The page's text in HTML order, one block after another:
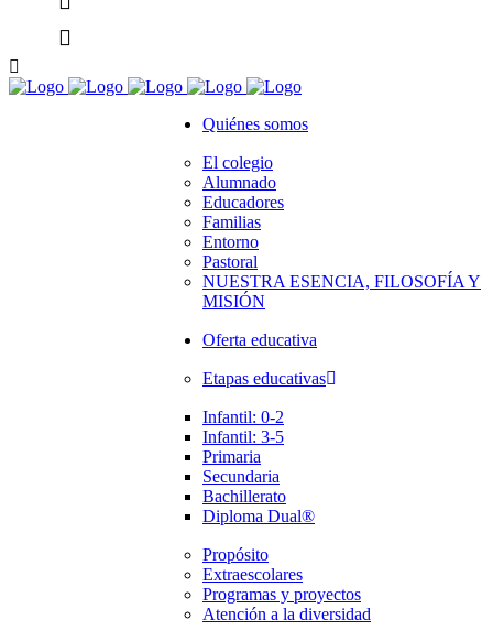
Quiénes somos
El colegio
Alumnado
Educadores
Familias
Entorno
Pastoral
NUESTRA ESENCIA, FILOSOFÍA Y
MISIÓN
Oferta educativa
Etapas educativas
Infantil: 0-2
Infantil: 3-5
Primaria
Secundaria
Bachillerato
Diploma Dual®
Propósito
Extraescolares
Programas y proyectos
Atención a la diversidad